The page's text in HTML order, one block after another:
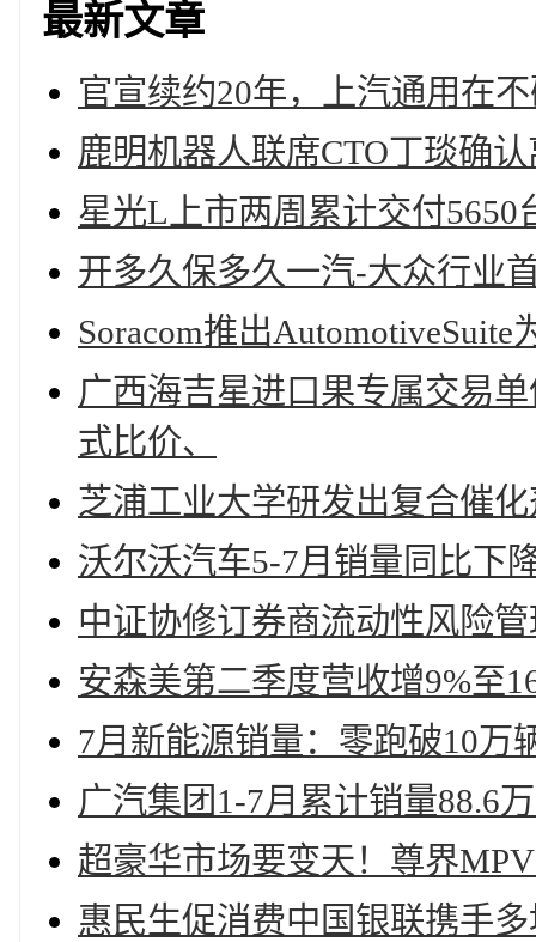
最新文章
官宣续约20年，上汽通用在
鹿明机器人联席CTO丁琰确
星光L上市两周累计交付5650
开多久保多久一汽-大众行业
Soracom推出
广西海吉星进口果专属交易
式比价、
芝浦工业大学研发出复合催
沃尔沃汽车5-7月销量同比下
中证协修订券商流动性风险
安森美第二季度营收增9%至
7月新能源销量：零跑破10万
广汽集团1-7月累计销量88.6
超豪华市场要变天！尊界
惠民生促消费中国银联携手